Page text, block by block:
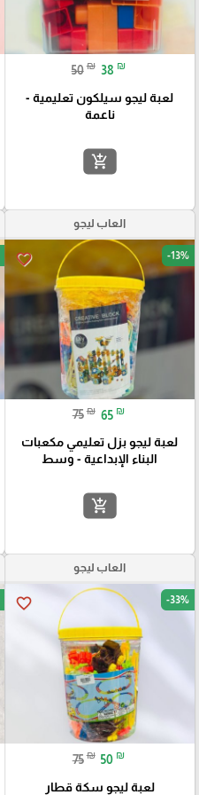
50 ₪ 38 ₪
لعبة ليجو سيلكون تعليمية -
ناعمة
add_shopping_cart
العاب ليجو
favorite_border -13%
75 ₪ 65 ₪
لعبة ليجو بزل تعليمي مكعبات
البناء الإبداعية - وسط
add_shopping_cart
العاب ليجو
favorite_border -33%
75 ₪ 50 ₪
لعبة ليجو سكة قطار